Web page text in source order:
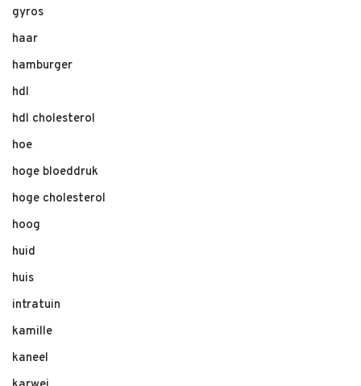
gyros
haar
hamburger
hdl
hdl cholesterol
hoe
hoge bloeddruk
hoge cholesterol
hoog
huid
huis
intratuin
kamille
kaneel